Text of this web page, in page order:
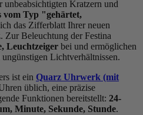
Kratzern und
vom Typ "gehärtet,
das Zifferblatt Ihrer neuen
. Zur Beleuchtung der Festina
Leuchtzeiger bei und ermöglichen
Lichtverhältnissen.
ist ein Quarz Uhrwerk (mit
üblich, eine präzise
Funktionen bereitstellt: 24-
Minute, Sekunde, Stunde.